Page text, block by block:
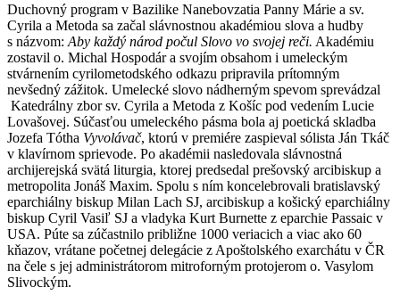
Duchovný program v Bazilike Nanebovzatia Panny Márie a sv.
Cyrila a Metoda sa začal slávnostnou akadémiou slova a hudby
s názvom: Aby každý národ počul Slovo vo svojej reči. Akadémiu
zostavil o. Michal Hospodár a svojím obsahom i umeleckým
stvárnením cyrilometodského odkazu pripravila prítomným
nevšedný zážitok. Umelecké slovo nádherným spevom sprevádzal
Katedrálny zbor sv. Cyrila a Metoda z Košíc pod vedením Lucie
Lovašovej. Súčasťou umeleckého pásma bola aj poetická skladba
Jozefa Tótha Vyvolávač, ktorú v premiére zaspieval sólista Ján Tkáč
v klavírnom sprievode. Po akadémii nasledovala slávnostná
archijerejská svätá liturgia, ktorej predsedal prešovský arcibiskup a
metropolita Jonáš Maxim. Spolu s ním koncelebrovali bratislavský
eparchiálny biskup Milan Lach SJ, arcibiskup a košický eparchiálny
biskup Cyril Vasiľ SJ a vladyka Kurt Burnette z eparchie Passaic v
USA. Púte sa zúčastnilo približne 1000 veriacich a viac ako 60
kňazov, vrátane početnej delegácie z Apoštolského exarchátu v ČR
na čele s jej administrátorom mitroforným protojerom o. Vasylom
Slivockým.